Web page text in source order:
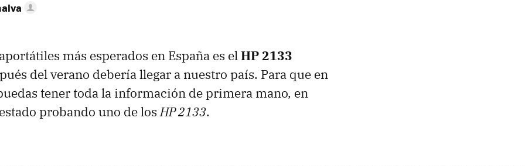
más esperados en España es elHP 2133
del verano debería llegar a nuestro país. Para que en
tener toda la información de primera mano, en
probando uno de losHP 2133.